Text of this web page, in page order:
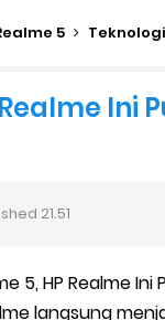
Grabcar
Diterima
5 Teknologi
Ini
21.51
5, HP Realme
langsung